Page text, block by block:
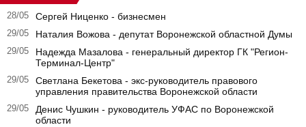
28/05 Сергей Ниценко - бизнесмен
29/05 Наталия Вожова - депутат Воронежской областной Думы
29/05
Надежда Мазалова - генеральный директор ГК "Регион-
Терминал-Центр"
29/05
Светлана Бекетова - экс-руководитель правового
управления правительства Воронежской области
29/05
Денис Чушкин - руководитель УФАС по Воронежской
области